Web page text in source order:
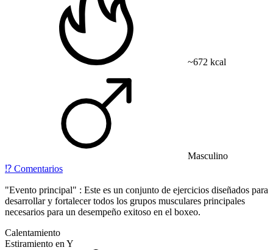
~672 kcal
Masculino
⁉️ Comentarios
"Evento principal" : Este es un conjunto de ejercicios diseñados para
desarrollar y fortalecer todos los grupos musculares principales
necesarios para un desempeño exitoso en el boxeo.
Calentamiento
Estiramiento en Y